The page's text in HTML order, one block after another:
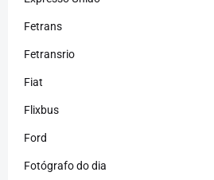
Fetrans
Fetransrio
Fiat
Flixbus
Ford
Fotógrafo do dia